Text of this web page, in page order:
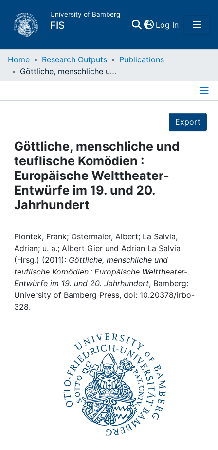
University of Bamberg
FIS Log In(current)
Home
Projects
People
Institutions
My FIS
Help
Home Research Outputs
Publications
Göttliche, menschliche und teuflische Komödien : Europäische Welttheater-Entwürfe im 19. und 20. Jahrhundert
Export
Göttliche, menschliche und
teuflische Komödien :
Europäische Welttheater-
Entwürfe im 19. und 20.
Jahrhundert
Piontek, Frank; Ostermaier, Albert; La Salvia,
Adrian; u. a.; Albert Gier und Adrian La Salvia
(Hrsg.) (2011): Göttliche, menschliche und
teuflische Komödien : Europäische Welttheater-
Entwürfe im 19. und 20. Jahrhundert, Bamberg:
University of Bamberg Press, doi: 10.20378/irbo-
328.